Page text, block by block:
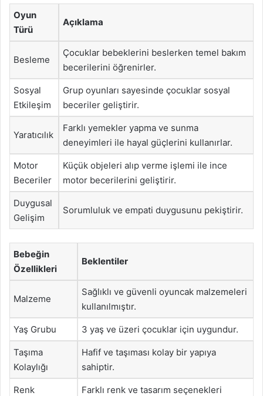
Oyun
Türü
Açıklama
Besleme
Çocuklar bebeklerini beslerken temel bakım
becerilerini öğrenirler.
Sosyal
Etkileşim
Grup oyunları sayesinde çocuklar sosyal
beceriler geliştirir.
Yaratıcılık
Farklı yemekler yapma ve sunma
deneyimleri ile hayal güçlerini kullanırlar.
Motor
Beceriler
Küçük objeleri alıp verme işlemi ile ince
motor becerilerini geliştirir.
Duygusal
Gelişim
Sorumluluk ve empati duygusunu pekiştirir.
Bebeğin
Özellikleri
Beklentiler
Malzeme
Sağlıklı ve güvenli oyuncak malzemeleri
kullanılmıştır.
Yaş Grubu 3 yaş ve üzeri çocuklar için uygundur.
Taşıma
Kolaylığı
Hafif ve taşıması kolay bir yapıya
sahiptir.
Renk
Farklı renk ve tasarım seçenekleri